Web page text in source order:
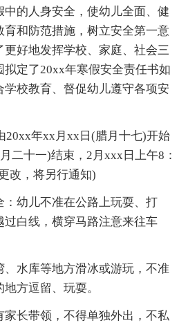
中的人身安全，使幼儿全面、健
育和防范措施，树立安全第一意
好地发挥学校、家庭、社会三
定了20xx年寒假安全责任书如
校教育、督促幼儿遵守各项安
20xx年xx月xx日(腊月十七)开始
二十一)结束，2月xxx日上午8：
改，将另行通知)
：幼儿不准在公路上玩耍、打
过白线，横穿马路注意来往车
、水库等地方滑冰或游玩，不准
方逗留、玩耍。
家长带领，不得单独外出，不私